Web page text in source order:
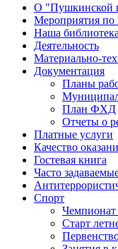
О "Пушкинской
Мероприятия по
Наша библиотека
Деятельность
Материально-
Документация
Планы
План ФХД
Отчеты о
Платные услуги
Качество
Гостевая книга
Часто
Спорт
Старт